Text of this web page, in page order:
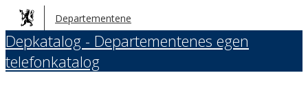
Hopp
til
hovedinnhold
Departementene
Depkatalog - Departementenes egen
telefonkatalog